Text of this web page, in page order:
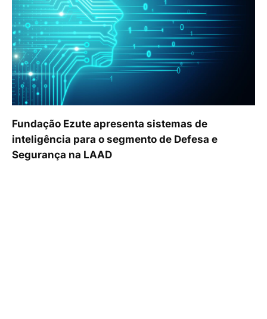
Fundação Ezute apresenta sistemas de
inteligência para o segmento de Defesa e
Segurança na LAAD